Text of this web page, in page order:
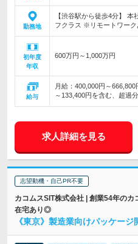
勤務地
【渋谷駅から徒歩4分】
フクラス ※リモートワーク
初年度
年収
600万円～1,000万円
給与
月給：400,000円～
～133,400円を含む、超過
求人詳細を見る
志望動機・自己PR不要
カコムスSIT株式会社 | 創業54年のカ
在宅あり◎
《東京》製造業向けパッケー